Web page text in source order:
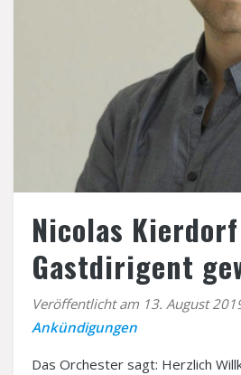
Nicolas
Gastdirigent
Veröffentlicht am 13. August
Ankündigungen
Das Orchester sagt: Herzlich